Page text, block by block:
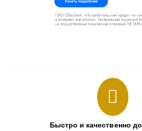
Быстро и качественно